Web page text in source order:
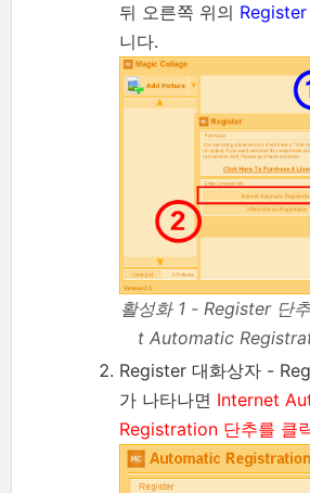
뒤 오른쪽 위의
니다.
활성화 1 - Register 단
t Automatic
Register 대화상자 -
가 나타나면 Internet
Registration 단추를 클